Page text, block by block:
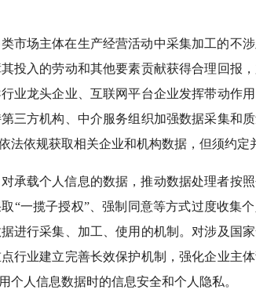
市场主体在生产经营活动中采集加工的不
投入的劳动和其他要素贡献获得合理回报
业龙头企业、互联网平台企业发挥带动作
三方机构、中介服务组织加强数据采集和
依规获取相关企业和机构数据，但须约定
承载个人信息的数据，推动数据处理者按
“一揽子授权”、强制同意等方式过度收集
进行采集、加工、使用的机制。对涉及国
行业建立完善长效保护机制，强化企业主
人信息数据时的信息安全和个人隐私。